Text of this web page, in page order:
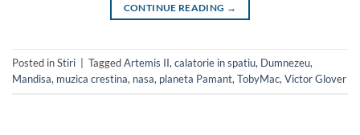
CONTINUE READING →
Posted inStiri TaggedArtemis II, calatorie in spatiu, Dumnezeu,
Mandisa, muzica crestina, nasa, planeta Pamant, TobyMac, Victor Glover